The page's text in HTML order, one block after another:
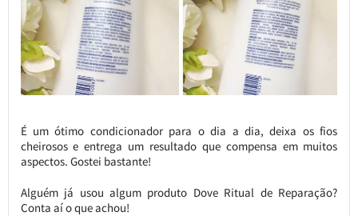
É um ótimo condicionador para o dia a dia, deixa os fios
cheirosos e entrega um resultado que compensa em muitos
aspectos. Gostei bastante!
Alguém já usou algum produto Dove Ritual de Reparação?
Conta aí o que achou!